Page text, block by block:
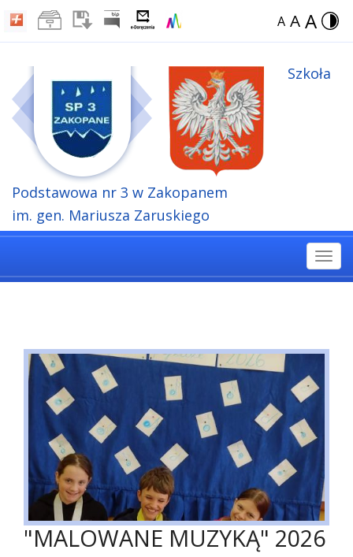
A A A
Szkoła
Podstawowa nr 3 w Zakopanem
im. gen. Mariusza Zaruskiego
"MALOWANE MUZYKĄ" 2026